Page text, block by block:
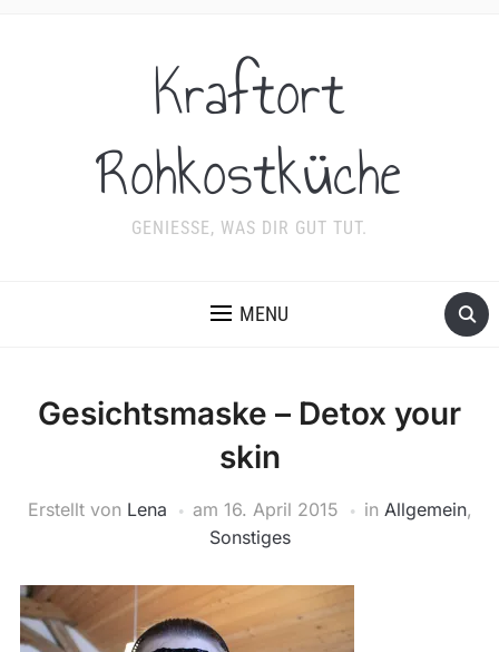
Kraftort
Rohkostküche
GENIESSE, WAS DIR GUT TUT.
MENU
Gesichtsmaske – Detox your
skin
Erstellt von Lena am 16. April 2015 in Allgemein,
Sonstiges